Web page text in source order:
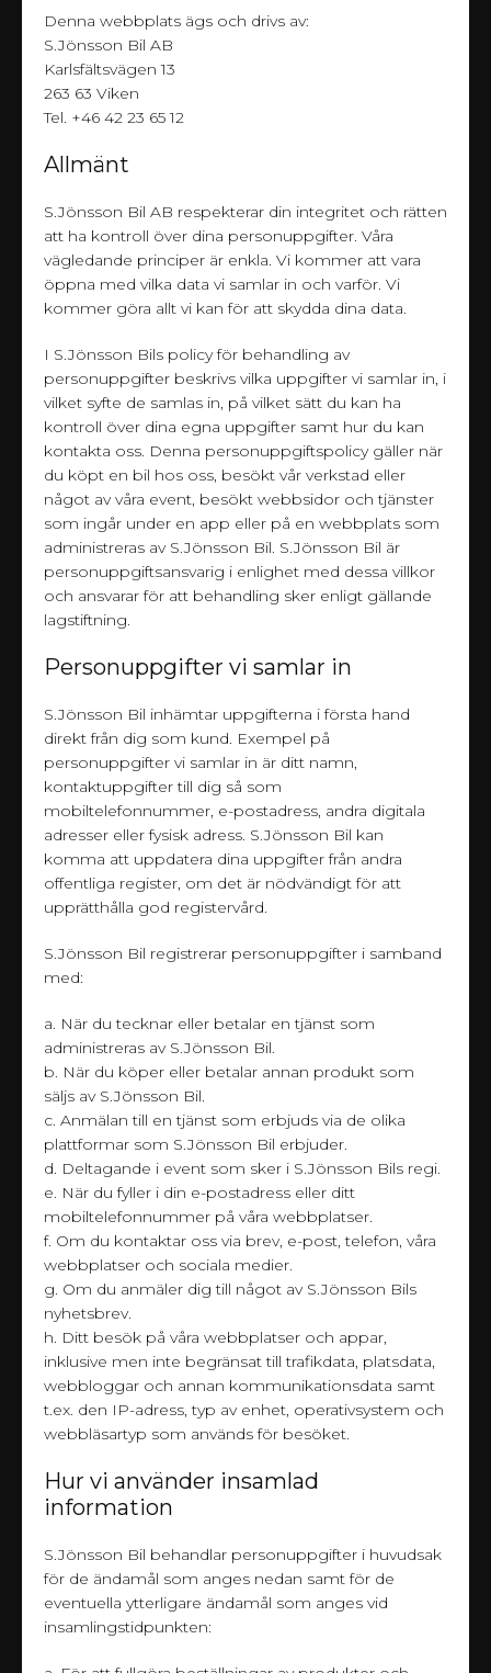
Denna webbplats ägs och drivs av:
S.Jönsson Bil AB
Karlsfältsvägen 13
263 63 Viken
Tel. +46 42 23 65 12
Allmänt
S.Jönsson Bil AB respekterar din integritet och rätten
att ha kontroll över dina personuppgifter. Våra
vägledande principer är enkla. Vi kommer att vara
öppna med vilka data vi samlar in och varför. Vi
kommer göra allt vi kan för att skydda dina data.
I S.Jönsson Bils policy för behandling av
personuppgifter beskrivs vilka uppgifter vi samlar in, i
vilket syfte de samlas in, på vilket sätt du kan ha
kontroll över dina egna uppgifter samt hur du kan
kontakta oss. Denna personuppgiftspolicy gäller när
du köpt en bil hos oss, besökt vår verkstad eller
något av våra event, besökt webbsidor och tjänster
som ingår under en app eller på en webbplats som
administreras av S.Jönsson Bil. S.Jönsson Bil är
personuppgiftsansvarig i enlighet med dessa villkor
och ansvarar för att behandling sker enligt gällande
lagstiftning.
Personuppgifter vi samlar in
S.Jönsson Bil inhämtar uppgifterna i första hand
direkt från dig som kund. Exempel på
personuppgifter vi samlar in är ditt namn,
kontaktuppgifter till dig så som
mobiltelefonnummer, e-postadress, andra digitala
adresser eller fysisk adress. S.Jönsson Bil kan
komma att uppdatera dina uppgifter från andra
offentliga register, om det är nödvändigt för att
upprätthålla god registervård.
S.Jönsson Bil registrerar personuppgifter i samband
med:
a. När du tecknar eller betalar en tjänst som
administreras av S.Jönsson Bil.
b. När du köper eller betalar annan produkt som
säljs av S.Jönsson Bil.
c. Anmälan till en tjänst som erbjuds via de olika
plattformar som S.Jönsson Bil erbjuder.
d. Deltagande i event som sker i S.Jönsson Bils regi.
e. När du fyller i din e-postadress eller ditt
mobiltelefonnummer på våra webbplatser.
f. Om du kontaktar oss via brev, e-post, telefon, våra
webbplatser och sociala medier.
g. Om du anmäler dig till något av S.Jönsson Bils
nyhetsbrev.
h. Ditt besök på våra webbplatser och appar,
inklusive men inte begränsat till trafikdata, platsdata,
webbloggar och annan kommunikationsdata samt
t.ex. den IP-adress, typ av enhet, operativsystem och
webbläsartyp som används för besöket.
Hur vi använder insamlad
information
S.Jönsson Bil behandlar personuppgifter i huvudsak
för de ändamål som anges nedan samt för de
eventuella ytterligare ändamål som anges vid
insamlingstidpunkten: